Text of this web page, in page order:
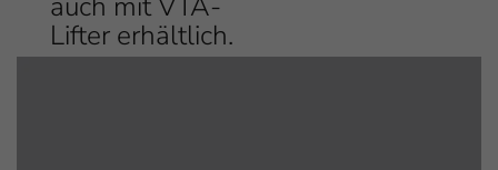
Lifter erhältlich.